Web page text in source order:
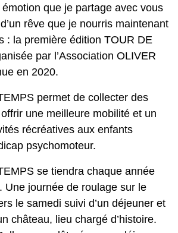
émotion que je partage avec vous
rêve que je nourris maintenant
: la première édition TOUR DE
par l’Association OLIVER
en 2020.
permet de collecter des
une meilleure mobilité et un
récréatives aux enfants
psychomoteur.
se tiendra chaque année
Une journée de roulage sur le
le samedi suivi d’un déjeuner et
château, lieu chargé d’histoire.